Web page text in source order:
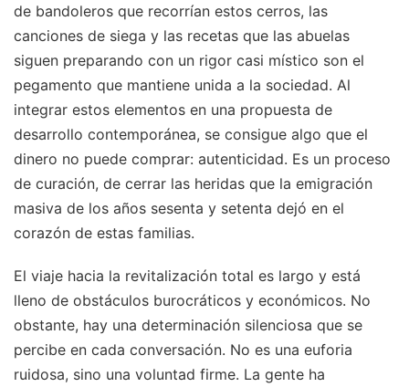
de bandoleros que recorrían estos cerros, las
canciones de siega y las recetas que las abuelas
siguen preparando con un rigor casi místico son el
pegamento que mantiene unida a la sociedad. Al
integrar estos elementos en una propuesta de
desarrollo contemporánea, se consigue algo que el
dinero no puede comprar: autenticidad. Es un proceso
de curación, de cerrar las heridas que la emigración
masiva de los años sesenta y setenta dejó en el
corazón de estas familias.
El viaje hacia la revitalización total es largo y está
lleno de obstáculos burocráticos y económicos. No
obstante, hay una determinación silenciosa que se
percibe en cada conversación. No es una euforia
ruidosa, sino una voluntad firme. La gente ha